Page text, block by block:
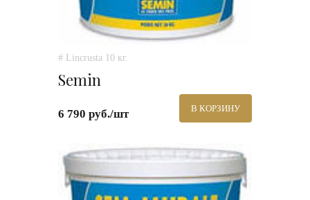
# Lincrusta 10 кг.
Semin
6 790 руб./шт В КОРЗИНУ